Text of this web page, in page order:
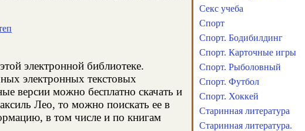
электронной библиотеке.
электронных текстовых
версии можно бесплатно скачать и
Лео, то можно поискать ее в
в том числе и по книгам
Секс учеба
Спорт
Спорт. Бодибилдинг
Спорт. Карточные игры
Спорт. Рыболовный
Спорт. Футбол
Спорт. Хоккей
Старинная литература
Старинная литература.